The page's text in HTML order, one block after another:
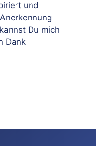
und
Du mich
Dank